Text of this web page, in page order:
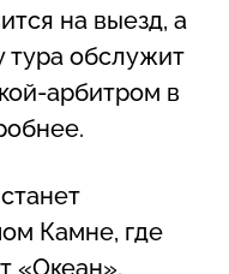
на выезд, а
тура обслужит
арбитром в
Камне, где
«Океан».